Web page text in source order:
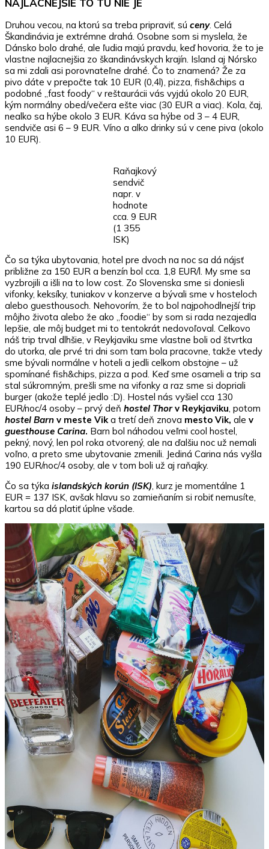
Druhou vecou, na ktorú sa treba pripraviť, sú ceny. Celá
Škandinávia je extrémne drahá. Osobne som si myslela, že
Dánsko bolo drahé, ale ľudia majú pravdu, keď hovoria, že to je
vlastne najlacnejšia zo škandinávskych krajín. Island aj Nórsko
sa mi zdali asi porovnateľne drahé. Čo to znamená? Že za
pivo dáte v prepočte tak 10 EUR (0,4l), pizza, fish&chips a
podobné „fast foody“ v reštaurácii vás vyjdú okolo 20 EUR,
kým normálny obed/večera ešte viac (30 EUR a viac). Kola, čaj,
nealko sa hýbe okolo 3 EUR. Káva sa hýbe od 3 – 4 EUR,
sendviče asi 6 – 9 EUR. Víno a alko drinky sú v cene piva (okolo
10 EUR).
Raňajkový
sendvič
napr. v
hodnote
cca. 9 EUR
(1 355
ISK)
Čo sa týka ubytovania, hotel pre dvoch na noc sa dá nájsť
približne za 150 EUR a benzín bol cca. 1,8 EUR/l. My sme sa
vyzbrojili a išli na to low cost. Zo Slovenska sme si doniesli
vifonky, keksíky, tuniakov v konzerve a bývali sme v hosteloch
alebo guesthousoch. Nehovorím, že to bol najpohodlnejší trip
môjho života alebo že ako „foodie“ by som si rada nezajedla
lepšie, ale môj budget mi to tentokrát nedovoľoval. Celkovo
náš trip trval dlhšie, v Reykjaviku sme vlastne boli od štvrtka
do utorka, ale prvé tri dni som tam bola pracovne, takže vtedy
sme bývali normálne v hoteli a jedli celkom obstojne – už
spomínané fish&chips, pizza a pod. Keď sme osameli a trip sa
stal súkromným, prešli sme na vifonky a raz sme si dopriali
burger (akože teplé jedlo :D). Hostel nás vyšiel cca 130
EUR/noc/4 osoby – prvý deň hostel Thorv Reykjaviku , potom
hostel Barn v meste Vik a tretí deň znova mesto Vik, ale v
guesthouse Carina. Barn bol náhodou veľmi cool hostel,
pekný, nový, len pol roka otvorený, ale na ďalšiu noc už nemali
voľno, a preto sme ubytovanie zmenili. Jediná Carina nás vyšla
190 EUR/noc/4 osoby, ale v tom boli už aj raňajky.
Čo sa týka islandských korún (ISK) , kurz je momentálne 1
EUR = 137 ISK, avšak hlavu so zamieňaním si robiť nemusíte,
kartou sa dá platiť úplne všade.